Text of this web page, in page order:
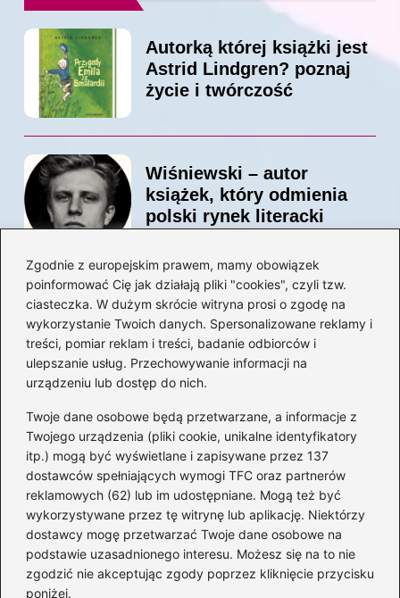
Zgodnie z europejskim prawem, mamy obowiązek
poinformować Cię jak działają pliki "cookies", czyli tzw.
ciasteczka. W dużym skrócie witryna prosi o zgodę na
wykorzystanie Twoich danych. Spersonalizowane reklamy i
treści, pomiar reklam i treści, badanie odbiorców i
ulepszanie usług. Przechowywanie informacji na
urządzeniu lub dostęp do nich.
Twoje dane osobowe będą przetwarzane, a informacje z
Twojego urządzenia (pliki cookie, unikalne identyfikatory
itp.) mogą być wyświetlane i zapisywane przez 137
dostawców spełniających wymogi TFC oraz partnerów
reklamowych (62) lub im udostępniane. Mogą też być
wykorzystywane przez tę witrynę lub aplikację. Niektórzy
dostawcy mogę przetwarzać Twoje dane osobowe na
podstawie uzasadnionego interesu. Możesz się na to nie
zgodzić nie akceptując zgody poprzez kliknięcie przycisku
poniżej.
Autorką której książki jest
Astrid Lindgren? poznaj
życie i twórczość
Wiśniewski – autor
książek, który odmienia
polski rynek literacki
Magiczne kulisy życia
autora książki o Kubusiu
Puchatku
Odkryj inne książki autora
„Jaś i Małgosia”, które
musisz przeczytać
Odkrywając magiczny
świat: jakie książki napisał